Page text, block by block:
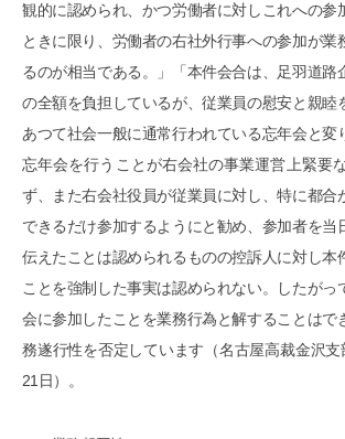
観的に認められ、かつ労働者に対しこれへの参
ときに限り、労働者の右社外行事への参加が業
るのが相当である。」「本件会合は、足羽道路
の全額を負担しているが、従業員の慰安と親睦
あつて社会一般に通常行われている忘年会と変
忘年会を行うことが右会社の事業運営上緊要
ず、また右会社役員が従業員に対し、特に都合
できるだけ参加するようにと勧め、参加者を当
伝えたことは認められるものの控訴人に対し本
ことを強制した事実は認められない。したがっ
会に参加したことを業務行為と解することはで
務遂行性を否定しています（名古屋高裁金沢支
21日）。